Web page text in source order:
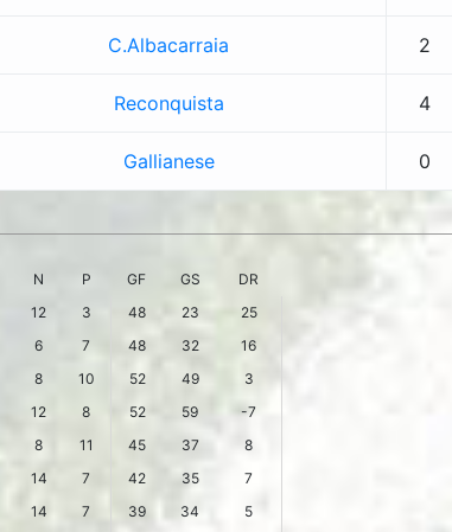
C.Albacarraia 2
Reconquista 4
Gallianese 0
N P GF GS
DR
12 3 48 23
25
6 7 48 32
16
8 10 52 49
3
12 8 52 59
-7
8 11 45 37
8
14 7 42 35
7
14 7 39 34
5